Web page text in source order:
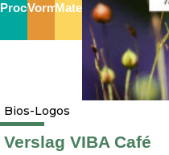
ProcesVormMaterie
Bios-Logos
Verslag VIBA Café